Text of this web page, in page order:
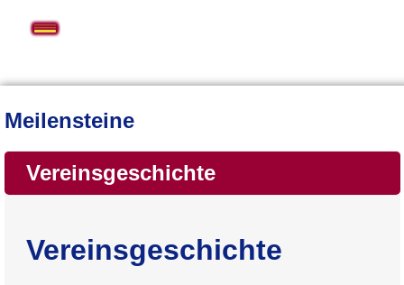
Navigation
überspringen
Meilensteine
Vereinsgeschichte
Vereinsgeschichte